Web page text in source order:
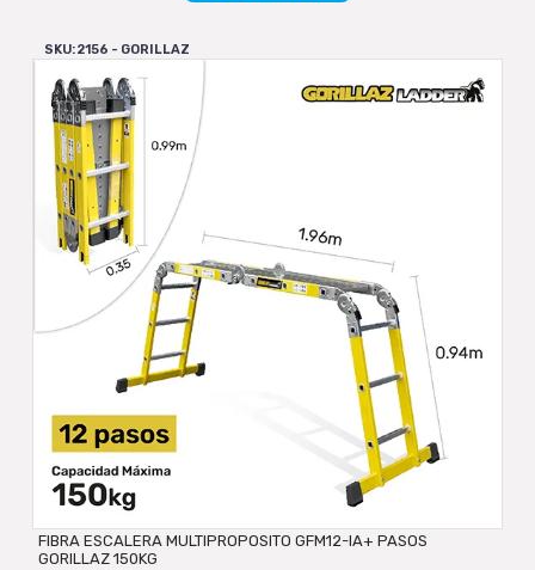
SKU: 2156 - GORILLAZ
FIBRA ESCALERA MULTIPROPOSITO GFM12-IA+ PASOS
GORILLAZ 150KG